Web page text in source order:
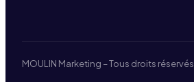
MOULIN Marketing – Tous droits réservés